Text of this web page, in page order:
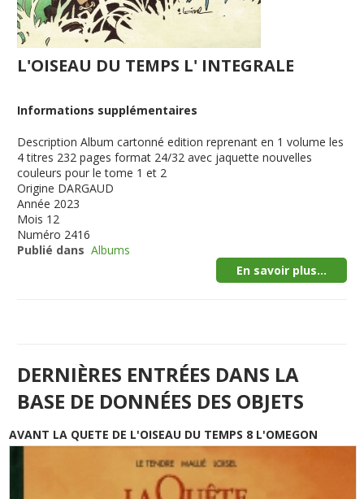
L'OISEAU DU TEMPS L' INTEGRALE
Informations supplémentaires
Description Album cartonné edition reprenant en 1 volume les
4 titres 232 pages format 24/32 avec jaquette nouvelles
couleurs pour le tome 1 et 2
Origine DARGAUD
Année 2023
Mois 12
Numéro 2416
Publié dans Albums
En savoir plus...
DERNIÈRES ENTRÉES DANS LA
BASE DE DONNÉES DES OBJETS
AVANT LA QUETE DE L'OISEAU DU TEMPS 8 L'OMEGON